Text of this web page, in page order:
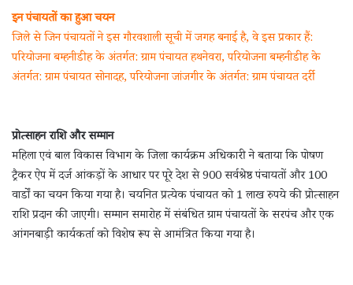
इन पंचायतों का हुआ चयन
जिले से जिन पंचायतों ने इस गौरवशाली सूची में जगह बनाई है, वे इस प्रकार हैं:
परियोजना बम्हनीडीह के अंतर्गत: ग्राम पंचायत हथनेवरा, परियोजना बम्हनीडीह के
अंतर्गत: ग्राम पंचायत सोनादह, परियोजना जांजगीर के अंतर्गत: ग्राम पंचायत दर्री
प्रोत्साहन राशि और सम्मान
महिला एवं बाल विकास विभाग के जिला कार्यक्रम अधिकारी ने बताया कि पोषण
ट्रैकर ऐप में दर्ज आंकड़ों के आधार पर पूरे देश से 900 सर्वश्रेष्ठ पंचायतों और 100
वार्डों का चयन किया गया है। चयनित प्रत्येक पंचायत को 1 लाख रुपये की प्रोत्साहन
राशि प्रदान की जाएगी। सम्मान समारोह में संबंधित ग्राम पंचायतों के सरपंच और एक
आंगनबाड़ी कार्यकर्ता को विशेष रूप से आमंत्रित किया गया है।